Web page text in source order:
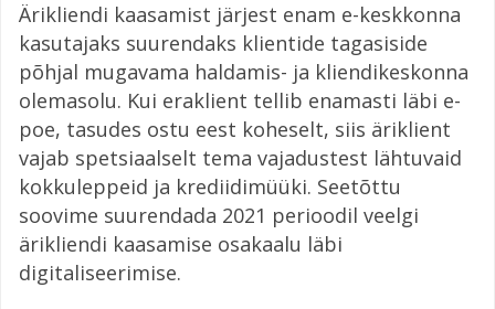
Ärikliendi kaasamist järjest enam e-keskkonna
kasutajaks suurendaks klientide tagasiside
põhjal mugavama haldamis- ja kliendikeskonna
olemasolu. Kui eraklient tellib enamasti läbi e-
poe, tasudes ostu eest koheselt, siis äriklient
vajab spetsiaalselt tema vajadustest lähtuvaid
kokkuleppeid ja krediidimüüki. Seetõttu
soovime suurendada 2021 perioodil veelgi
ärikliendi kaasamise osakaalu läbi
digitaliseerimise.